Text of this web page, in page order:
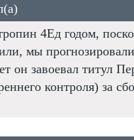
4Ед годом,
мы
он завоевал титул
контроля) за